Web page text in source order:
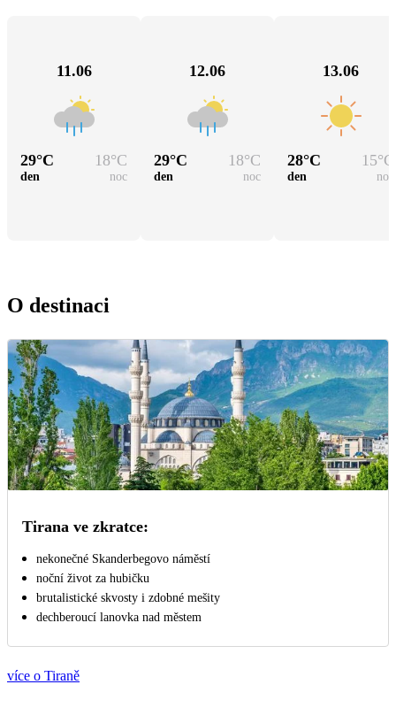
11.06
29°C 18°C
den noc
12.06
29°C 18°C
den noc
13.06
28°C 15°C
den noc
O destinaci
Tirana ve zkratce:
nekonečné Skanderbegovo náměstí
noční život za hubičku
brutalistické skvosty i zdobné mešity
dechberoucí lanovka nad městem
více o Tiraně